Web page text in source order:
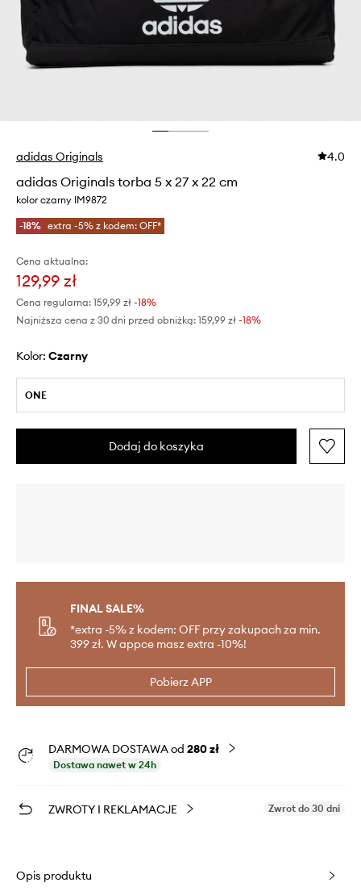
adidas Originals 4.0
adidas Originals torba 5 x 27 x 22 cm
kolor czarny IM9872
-18% extra -5% z kodem: OFF*
Cena aktualna:
129,99 zł
Cena regularna: 159,99 zł -18%
Najniższa cena z 30 dni przed obniżką: 159,99 zł -18%
Kolor: czarny
ONE
Dodaj do koszyka
FINAL SALE%
*extra -5% z kodem: OFF przy zakupach za min.
399 zł. W appce masz extra -10%!
Pobierz APP
DARMOWA DOSTAWA od 280 zł
Dostawa nawet w 24h
ZWROTY I REKLAMACJE Zwrot do 30 dni
Opis produktu